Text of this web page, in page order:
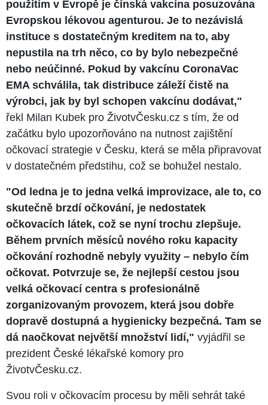
použitím v Evropě je čínská vakcína posuzována
Evropskou lékovou agenturou. Je to nezávislá
instituce s dostatečným kreditem na to, aby
nepustila na trh něco, co by bylo nebezpečné
nebo neúčinné. Pokud by vakcínu CoronaVac
EMA schválila, tak distribuce záleží čistě na
výrobci, jak by byl schopen vakcínu dodávat,"
řekl Milan Kubek pro ŽivotvČesku.cz s tím, že od
začátku bylo upozorňováno na nutnost zajištění
očkovací strategie v Česku, která se měla připravovat
v dostatečném předstihu, což se bohužel nestalo.
"Od ledna je to jedna velká improvizace, ale to, co
skutečně brzdí očkování, je nedostatek
očkovacích látek, což se nyní trochu zlepšuje.
Během prvních měsíců nového roku kapacity
očkování rozhodně nebyly využity – nebylo čím
očkovat. Potvrzuje se, že nejlepší cestou jsou
velká očkovací centra s profesionálně
zorganizovaným provozem, která jsou dobře
dopravě dostupná a hygienicky bezpečná. Tam se
dá naočkovat největší množství lidí," vyjádřil se
prezident České lékařské komory pro
ŽivotvČesku.cz.
Svou roli v očkovacím procesu by měli sehrát také